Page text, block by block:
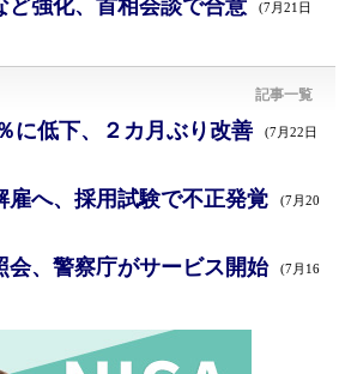
ど強化、首相会談で合意 (7月21日
記事一覧
に低下、２カ月ぶり改善 (7月22日
雇へ、採用試験で不正発覚
(7月20
会、警察庁がサービス開始
(7月16